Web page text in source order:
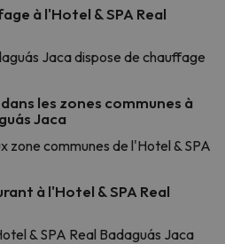
à l'Hotel & SPA Real
Jaca dispose de chauffage
les zones communes à
Jaca
zone communes de l'Hotel & SPA
à l'Hotel & SPA Real
& SPA Real Badaguás Jaca